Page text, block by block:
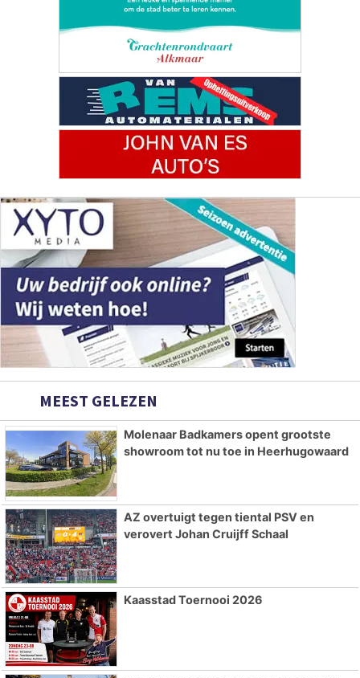
MEEST GELEZEN
Molenaar Badkamers opent grootste
showroom tot nu toe in Heerhugowaard
AZ overtuigt tegen tiental PSV en
verovert Johan Cruijff Schaal
Kaasstad Toernooi 2026